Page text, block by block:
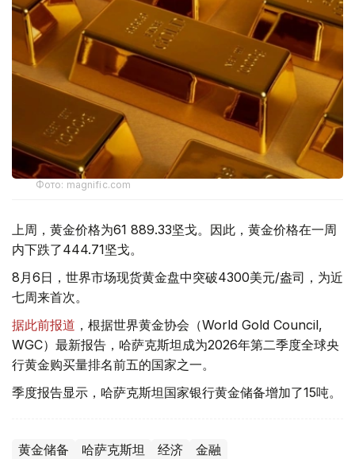
Фото: magnific.com
上周，黄金价格为61 889.33坚戈。因此，黄金价格在一周
内下跌了444.71坚戈。
8月6日，世界市场现货黄金盘中突破4300美元/盎司，为近
七周来首次。
据此前报道 ，根据世界黄金协会（World Gold Council,
WGC）最新报告，哈萨克斯坦成为2026年第二季度全球央
行黄金购买量排名前五的国家之一。
季度报告显示，哈萨克斯坦国家银行黄金储备增加了15吨。
黄金储备 哈萨克斯坦 经济 金融